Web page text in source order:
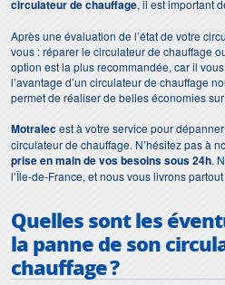
circulateur de chauffage, il est important
Après une évaluation de l’état de votre
vous : réparer le circulateur de chauffage
option est la plus recommandée, car il
l’avantage d’un circulateur de chauffage
permet de réaliser de belles économies
Motralecest à votre service pour
circulateur de chauffage. N’hésitez pas à
prise en main de vos besoins sous 24h.
l’Île-de-France, et nous vous livrons
Quelles sont les
la panne de son
chauffage?